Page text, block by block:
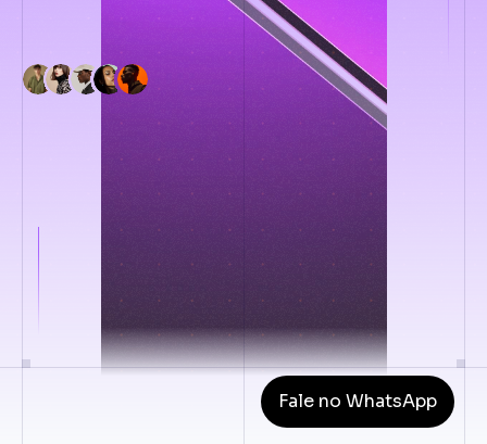
Fale no WhatsApp